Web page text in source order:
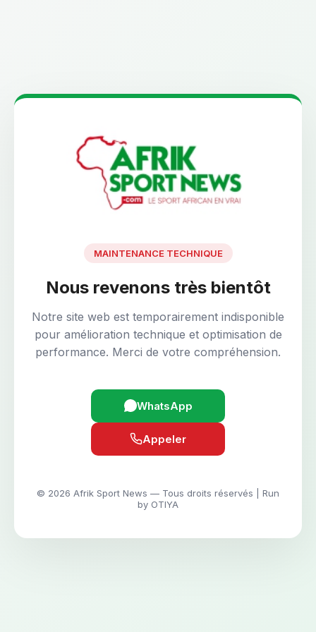
MAINTENANCE TECHNIQUE
Nous revenons très bientôt
Notre site web est temporairement indisponible
pour amélioration technique et optimisation de
performance. Merci de votre compréhension.
WhatsApp
Appeler
© 2026 Afrik Sport News — Tous droits réservés | Run
by OTIYA